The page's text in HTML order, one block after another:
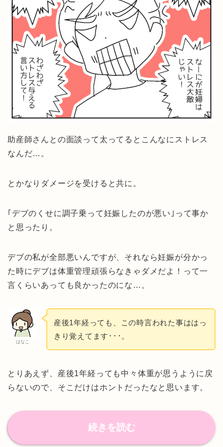
助産師さんとの面談って太ってるとこんなにストレス
なんだ…。
とかなりダメージを受けると共に。
｢デブのくせに調子乗って妊娠したのが悪い｣って事か
と思ったり。
デブの私が全部悪いんですが、それなら妊娠が分かっ
た時にデブは体重管理頑張らなきゃダメだよ！って一
言くらいあっても良かったのにな…。
はなこ
産後1年経っても、この時言われた事ははっ
きり覚えてます･･･。
とりあえず、産後1年経っても中々体重が思うように戻
らないので、そこだけはホントだったなと思います。
続きを読む